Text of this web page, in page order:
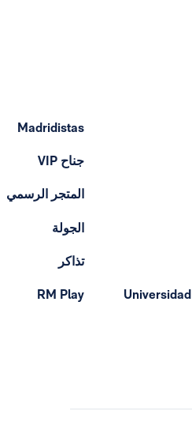
الأكاديمية الجامعية ريال مدريد Universidad
Madridistas
جناح VIP
المتجر الرسمي
الجولة
تذاكر
RM Play